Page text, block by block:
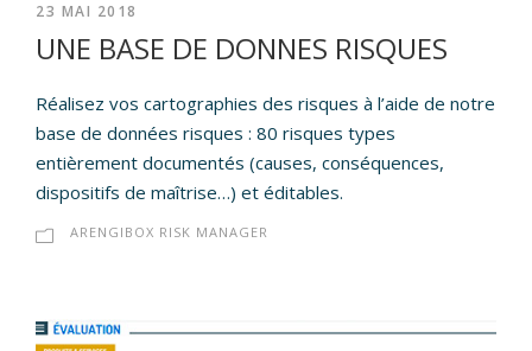
23 MAI 2018
UNE BASE DE DONNES RISQUES
Réalisez vos cartographies des risques à l’aide de notre
base de données risques : 80 risques types
entièrement documentés (causes, conséquences,
dispositifs de maîtrise…) et éditables.
ARENGIBOX RISK MANAGER